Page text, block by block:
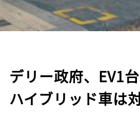
デリー政府、EV1
ハイブリッド車は